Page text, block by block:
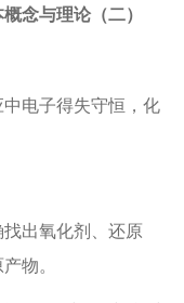
念与理论（二）
电子得失守恒，化
出氧化剂、还原
物。